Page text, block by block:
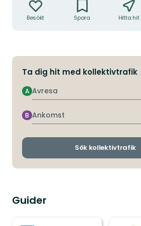
Besökt Spara Hitta hit
Ta dig hit med kollektivtrafik
Avresa
A
Ankomst
B
Sök kollektivtrafik
Guider